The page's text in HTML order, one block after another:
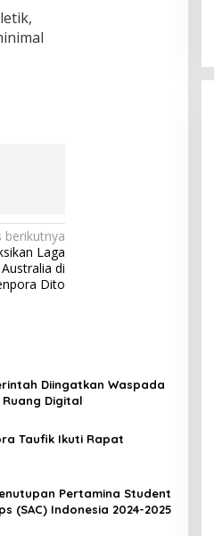
berikutnya
Laga
di
Dito
Diingatkan Waspada
Digital
Taufik Ikuti Rapat
Pertamina Student
(SAC) Indonesia 2024-2025
Politik